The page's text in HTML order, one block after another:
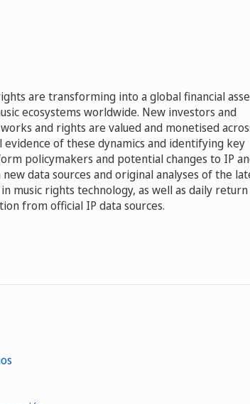
are transforming into a global financial
ecosystems worldwide. New investors and
and rights are valued and monetised
of these dynamics and identifying key
policymakers and potential changes to IP
data sources and original analyses of the
music rights technology, as well as daily return
from official IP data sources.